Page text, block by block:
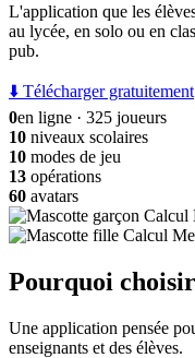
L'application que les
au lycée, en solo ou en
pub.
⬇️ Télécharger gratuitement
0en ligne · 325 joueurs
10 niveaux scolaires
10 modes de jeu
13 opérations
60 avatars
Pourquoi
Une application pensée
enseignants et des élèves.